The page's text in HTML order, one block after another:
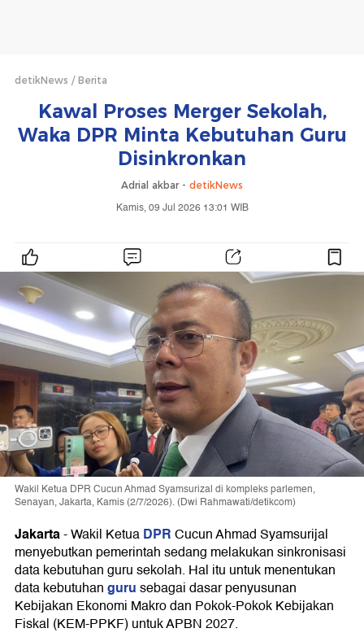
detikNews Berita
Kawal Proses Merger Sekolah,
Waka DPR Minta Kebutuhan Guru
Disinkronkan
Adrial akbar - detikNews
Kamis, 09 Jul 2026 13:01 WIB
Wakil Ketua DPR Cucun Ahmad Syamsurizal di kompleks parlemen,
Senayan, Jakarta, Kamis (2/7/2026). (Dwi Rahmawati/detikcom)
Jakarta-Wakil KetuaDPRCucun Ahmad Syamsurijal
menyebutkan pemerintah sedang melakukan sinkronisasi
data kebutuhan guru sekolah. Hal itu untuk menentukan
data kebutuhangurusebagai dasar penyusunan
Kebijakan Ekonomi Makro dan Pokok-Pokok Kebijakan
Fiskal (KEM-PPKF) untuk APBN 2027.